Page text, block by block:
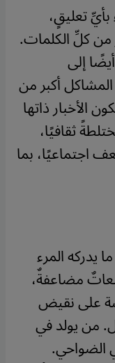
تعليقٍ،
من كلِّ الكلمات.
إلى
أكبر من
الأخبار ذاتها
ثقافيًا،
اجتماعيًا، بما
يدركه المرء
مضاعفةٌ،
على نقيض
من يولد في
الضواحي.